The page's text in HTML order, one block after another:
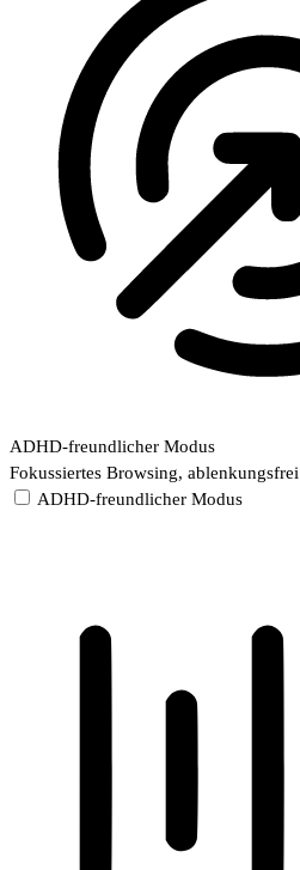
ADHD-freundlicher Modus
Fokussiertes Browsing, ablenkungsfrei
ADHD-freundlicher Modus